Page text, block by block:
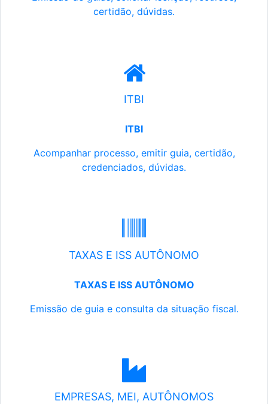
certidão, dúvidas.
ITBI
ITBI
Acompanhar processo, emitir guia, certidão,
credenciados, dúvidas.
TAXAS E ISS AUTÔNOMO
TAXAS E ISS AUTÔNOMO
Emissão de guia e consulta da situação fiscal.
EMPRESAS, MEI, AUTÔNOMOS